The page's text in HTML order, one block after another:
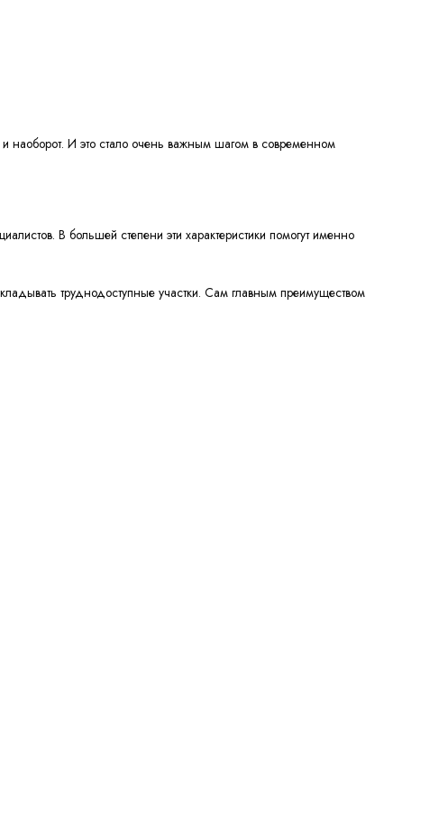
наоборот. И это стало очень важным шагом в современном
В большей степени эти характеристики помогут именно
труднодоступные участки. Сам главным преимуществом